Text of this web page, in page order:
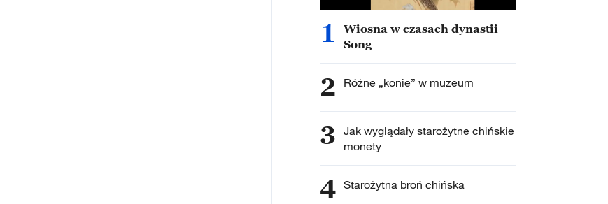
1
Wiosna w czasach dynastii
Song
2 Różne „konie” w muzeum
3 Jak wyglądały starożytne chińskie
monety
4 Starożytna broń chińska